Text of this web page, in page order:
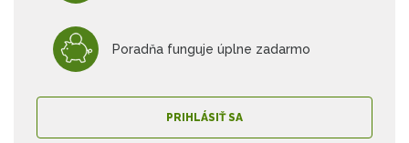
Poradňa funguje úplne zadarmo
PRIHLÁSIŤ SA